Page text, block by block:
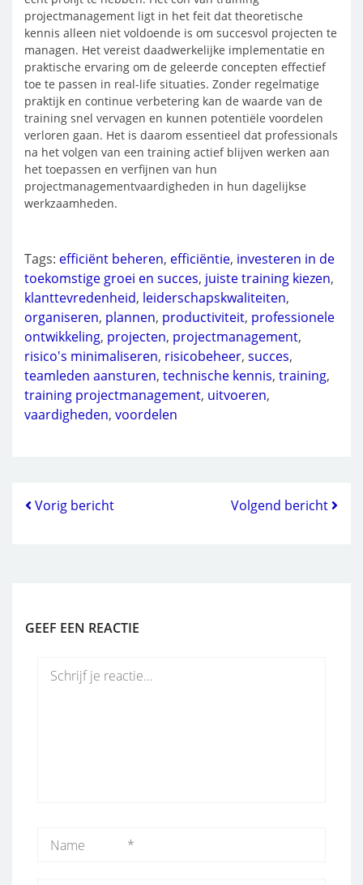
projectmanagement ligt in het feit dat theoretische
kennis alleen niet voldoende is om succesvol projecten te
managen. Het vereist daadwerkelijke implementatie en
praktische ervaring om de geleerde concepten effectief
toe te passen in real-life situaties. Zonder regelmatige
praktijk en continue verbetering kan de waarde van de
training snel vervagen en kunnen potentiële voordelen
verloren gaan. Het is daarom essentieel dat professionals
na het volgen van een training actief blijven werken aan
het toepassen en verfijnen van hun
projectmanagementvaardigheden in hun dagelijkse
werkzaamheden.
Tags: efficiënt beheren, efficiëntie, investeren in de
toekomstige groei en succes, juiste training kiezen,
klanttevredenheid, leiderschapskwaliteiten,
organiseren, plannen, productiviteit, professionele
ontwikkeling, projecten, projectmanagement,
risico's minimaliseren, risicobeheer, succes,
teamleden aansturen, technische kennis, training,
training projectmanagement, uitvoeren,
vaardigheden, voordelen
Vorig bericht Volgend bericht
GEEF EEN REACTIE